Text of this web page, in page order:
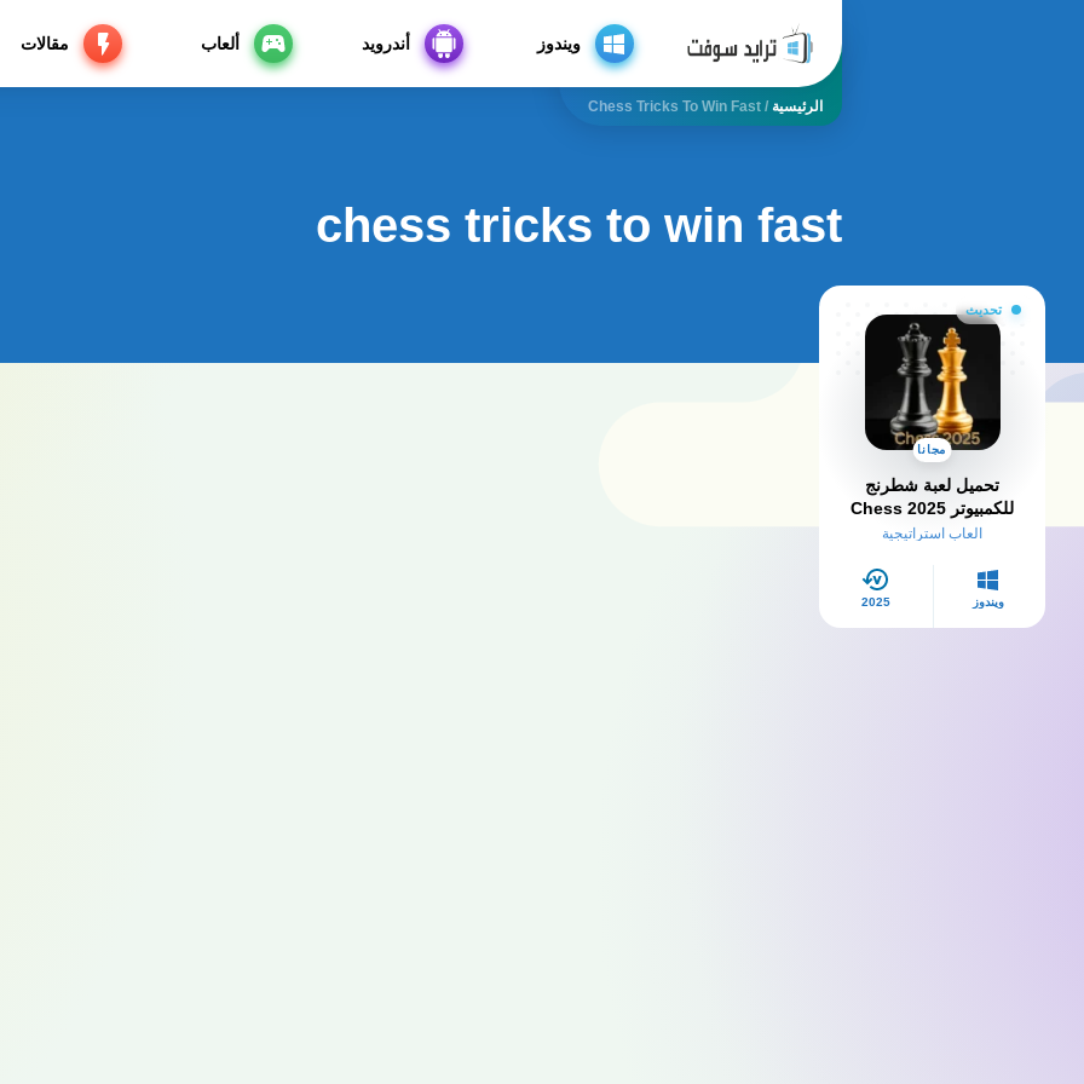
ويندوز أندرويد ألعاب مقالات
الرئيسية /
Chess Tricks To Win Fast
chess tricks to win fast
تحديث
مجانا
تحميل لعبة شطرنج
للكمبيوتر 2025 Chess
وللاندرويد من ميديا فاير
العاب استراتيجية
ويندوز 2025